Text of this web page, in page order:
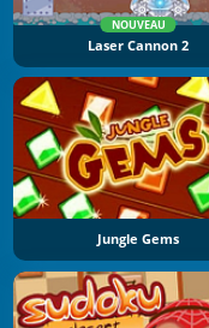
NOUVEAU
Laser Cannon 2
Jungle Gems